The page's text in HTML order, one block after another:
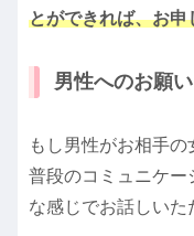
とができれば、お申
男性へのお願い
もし男性がお相手の
普段のコミュニケー
な感じでお話しいた